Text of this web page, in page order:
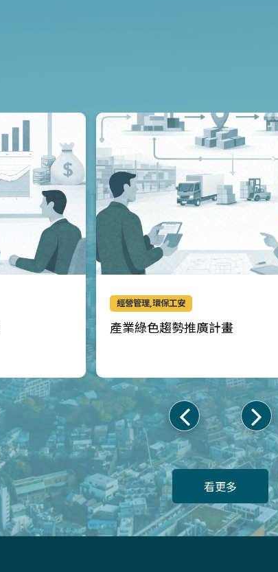
經營管理,環保工安
產業綠色趨勢推廣計畫
上
一
頁
下
一
頁
看更多